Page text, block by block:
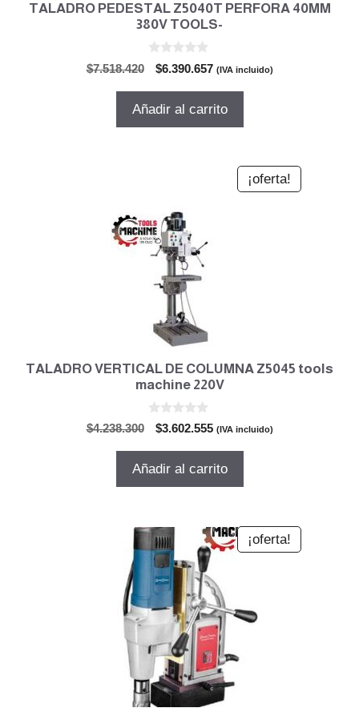
TALADRO PEDESTAL Z5040T PERFORA 40MM
380V TOOLS-
$7.518.420
El
original
$6.390.657El
actual
(IVA incluido)
Añadir al carrito
¡oferta!
TALADRO VERTICAL DE COLUMNA Z5045 tools
machine 220V
$4.238.300
El
original
$3.602.555El
actual
(IVA incluido)
Añadir al carrito
¡oferta!